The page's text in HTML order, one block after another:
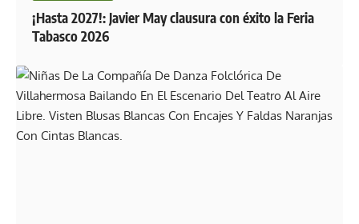
¡Hasta 2027!: Javier May clausura con éxito la Feria
Tabasco 2026